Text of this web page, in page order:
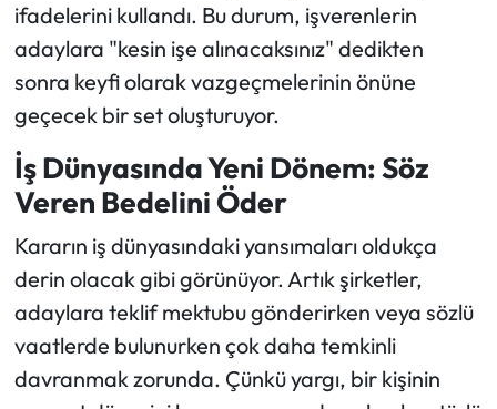
ifadelerini kullandı. Bu durum, işverenlerin
adaylara "kesin işe alınacaksınız" dedikten
sonra keyfi olarak vazgeçmelerinin önüne
geçecek bir set oluşturuyor.
İş Dünyasında Yeni Dönem: Söz
Veren Bedelini Öder
Kararın iş dünyasındaki yansımaları oldukça
derin olacak gibi görünüyor. Artık şirketler,
adaylara teklif mektubu gönderirken veya sözlü
vaatlerde bulunurken çok daha temkinli
davranmak zorunda. Çünkü yargı, bir kişinin